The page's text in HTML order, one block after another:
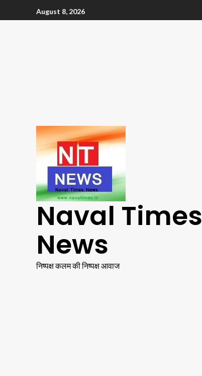
August 8, 2026
Naval Times
News
निष्पक्ष कलम की निष्पक्ष आवाज